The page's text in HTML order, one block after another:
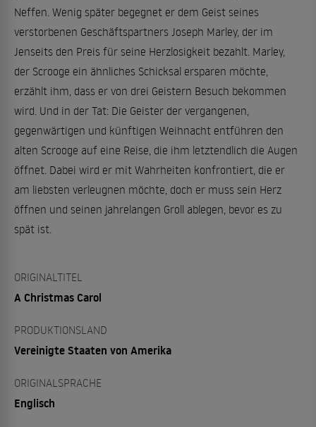
Neffen. Wenig später begegnet er dem Geist seines
verstorbenen Geschäftspartners Joseph Marley, der im
Jenseits den Preis für seine Herzlosigkeit bezahlt. Marley,
der Scrooge ein ähnliches Schicksal ersparen möchte,
erzählt ihm, dass er von drei Geistern Besuch bekommen
wird. Und in der Tat: Die Geister der vergangenen,
gegenwärtigen und künftigen Weihnacht entführen den
alten Scrooge auf eine Reise, die ihm letztendlich die Augen
öffnet. Dabei wird er mit Wahrheiten konfrontiert, die er
am liebsten verleugnen möchte, doch er muss sein Herz
öffnen und seinen jahrelangen Groll ablegen, bevor es zu
spät ist.
ORIGINALTITEL
A Christmas Carol
PRODUKTIONSLAND
Vereinigte Staaten von Amerika
ORIGINALSPRACHE
Englisch